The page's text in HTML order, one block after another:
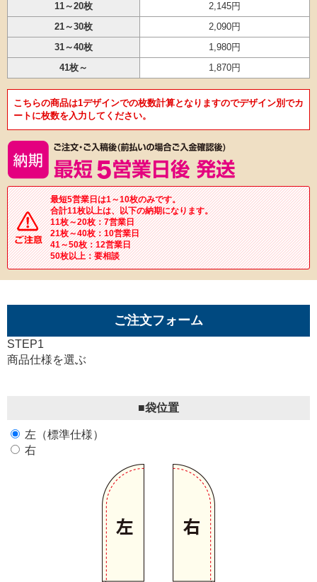
11～20枚
2,145円
21～30枚
2,090円
31～40枚
1,980円
41枚～
1,870円
こちらの商品は1デザインでの枚数計算となりますのでデザイン別でカ
ートに枚数を入力してください。
最短5営業日は1～10枚のみです。
合計11枚以上は、以下の納期になります。
11枚～20枚：7営業日
21枚～40枚：10営業日
41～50枚：12営業日
50枚以上：要相談
ご注文フォーム
STEP1
商品仕様を選ぶ
■袋位置
左（標準仕様）
右